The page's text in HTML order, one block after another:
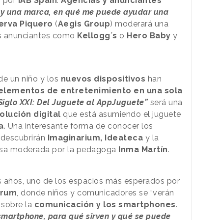
una marca, en qué me puede ayudar una
Piquero (Aegis Group) moderará una
anunciantes como Kellogg´s o Hero Baby y
un niño y los nuevos dispositivos han
de entretenimiento en una sola
XXI: Del Juguete al AppJuguete”será una
digital que está asumiendo el juguete
. Una interesante forma de conocer los
Imaginarium, Ideateca y la
moderada por la pedagoga Inma Martín.
uno de los espacios más esperados por
, donde niños y comunicadores se “verán
la comunicación y los smartphones.
para qué sirven y qué se puede